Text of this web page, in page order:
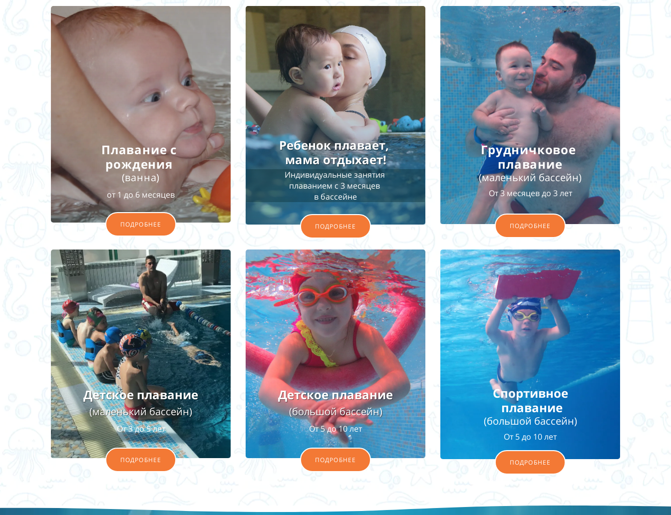
Плавание с
рождения
(ванна)
от 1 до 6 месяцев
ПОДРОБНЕЕ
Ребенок плавает,
мама отдыхает!
Индивидуальные занятия
плаванием с 3 месяцев
в бассейне
ПОДРОБНЕЕ
Грудничковое
плавание
(маленький бассейн)
От 3 месяцев до 3 лет
ПОДРОБНЕЕ
Детское плавание
(маленький бассейн)
От 3 до 5 лет
ПОДРОБНЕЕ
Детское плавание
(большой бассейн)
От 5 до 10 лет
ПОДРОБНЕЕ
Спортивное
плавание
(большой бассейн)
От 5 до 10 лет
ПОДРОБНЕЕ